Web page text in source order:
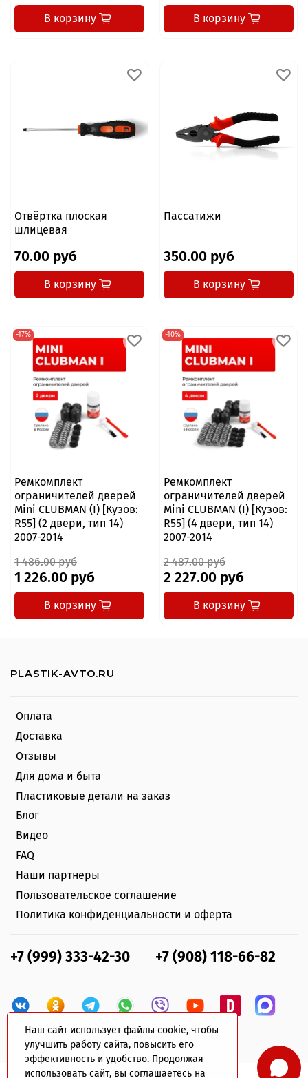
Наш сайт использует файлы cookie, чтобы
улучшить работу сайта, повысить его
эффективность и удобство. Продолжая
использовать сайт, вы соглашаетесь на
В корзину В корзину
Отвёртка плоская
шлицевая
70.00 руб
В корзину
Пассатижи
350.00 руб
В корзину
-17%
Ремкомплект
ограничителей дверей
Mini CLUBMAN (I) [Кузов:
R55] (2 двери, тип 14)
2007-2014
1 486.00 руб
1 226.00 руб
В корзину
-10%
Ремкомплект
ограничителей дверей
Mini CLUBMAN (I) [Кузов:
R55] (4 двери, тип 14)
2007-2014
2 487.00 руб
2 227.00 руб
В корзину
Оплата
Доставка
Отзывы
Для дома и быта
Пластиковые детали на заказ
Блог
Видео
FAQ
Наши партнеры
Пользовательское соглашение
Политика конфиденциальности и оферта
+7 (999) 333-42-30 +7 (908) 118-66-82
PLASTIK-AVTO.RU